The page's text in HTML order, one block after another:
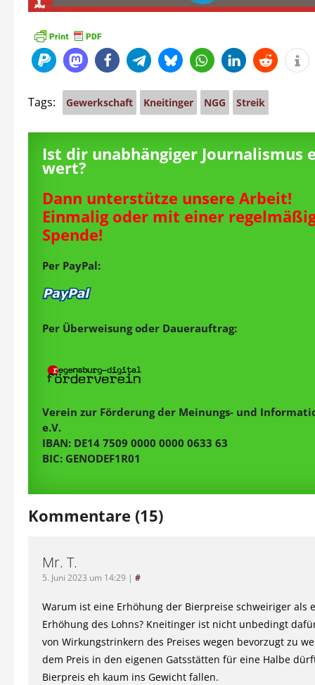
Tags: Gewerkschaft Kneitinger NGG Streik
Ist dir unabhängiger Journalismus
wert?
Dann unterstütze unsere Arbeit!
Einmalig oder mit einer
Spende!
Per PayPal:
Per Überweisung oder Dauerauftrag:
Verein zur Förderung der Meinungs- und
e.V.
IBAN: DE14 7509 0000 0000 0633 63
BIC: GENODEF1R01
Kommentare (15)
Mr. T.
5. Juni 2023 um 14:29 | #
Warum ist eine Erhöhung der Bierpreise schweiriger als
Erhöhung des Lohns? Kneitinger ist nicht unbedingt
von Wirkungstrinkern des Preises wegen bevorzugt zu
dem Preis in den eigenen Gatsstätten für eine Halbe
Bierpreis eh kaum ins Gewicht fallen.